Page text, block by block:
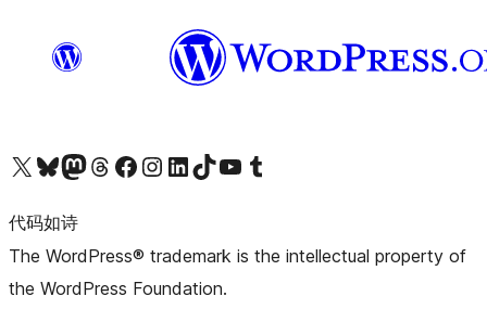
关注我们的 X（原 Twitter）账号访问我们的 Bluesky 账号关注我们的 Mastodon 账号访问我们的 Threads 账号 访问我们的 Facebook 公共主页关注我们的 Instagram 账号 关注我们的 LinkedIn 主页访问我们的 TikTok 账号访问我们的 YouTube 频道 访问我们的 Tumblr 账号
代码如诗
The WordPress® trademark is the intellectual property of
the WordPress Foundation.